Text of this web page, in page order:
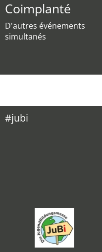
Coimplanté
D'autres événements
simultanés
#jubi